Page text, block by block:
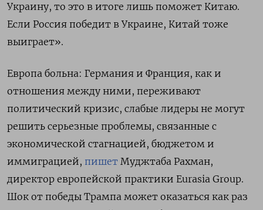
Украину, то это в итоге лишь поможет Китаю.
Если Россия победит в Украине, Китай тоже
выиграет».
Европа больна: Германия и Франция, как и
отношения между ними, переживают
политический кризис, слабые лидеры не могут
решить серьезные проблемы, связанные с
экономической стагнацией, бюджетом и
иммиграцией, пишет Муджтаба Рахман,
директор европейской практики Eurasia Group.
Шок от победы Трампа может оказаться как раз